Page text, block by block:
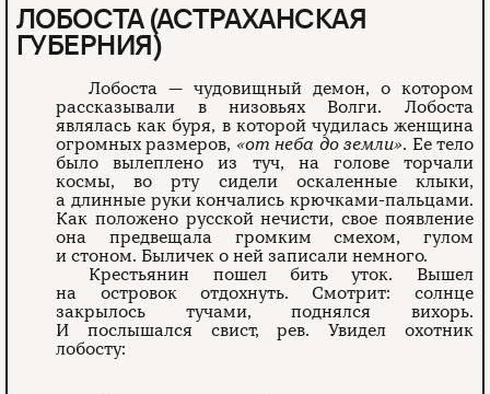
ЛОБОСТА (АСТРАХАНСКАЯ
ГУБЕРНИЯ)
Лобоста — чудовищный демон, о котором
рассказывали в низовьях Волги. Лобоста
являлась как буря, в которой чудилась женщина
огромных размеров, «от неба до земли». Ее тело
было вылеплено из туч, на голове торчали
космы, во рту сидели оскаленные клыки,
а длинные руки кончались крючками-пальцами.
Как положено русской нечисти, свое появление
она предвещала громким смехом, гулом
и стоном. Быличек о ней записали немного.
Крестьянин пошел бить уток. Вышел
на островок отдохнуть. Смотрит: солнце
закрылось тучами, поднялся вихорь.
И послышался свист, рев. Увидел охотник
лобосту: